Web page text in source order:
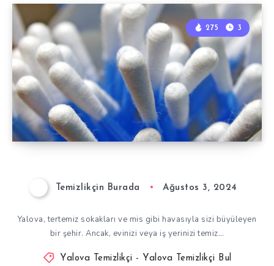
275 3
Temizlikçin Burada Ağustos 3, 2024
Yalova, tertemiz sokakları ve mis gibi havasıyla sizi büyüleyen
bir şehir. Ancak, evinizi veya iş yerinizi temiz…
Yalova Temizlikçi - Yalova Temizlikçi Bul